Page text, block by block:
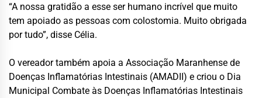
“A nossa gratidão a esse ser humano incrível que muito
tem apoiado as pessoas com colostomia. Muito obrigada
por tudo”, disse Célia.
O vereador também apoia a Associação Maranhense de
Doenças Inflamatórias Intestinais (AMADII) e criou o Dia
Municipal Combate às Doenças Inflamatórias Intestinais